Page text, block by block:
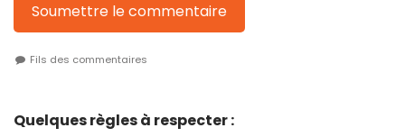
Soumettre le commentaire
Fils des commentaires
Quelques règles à respecter :